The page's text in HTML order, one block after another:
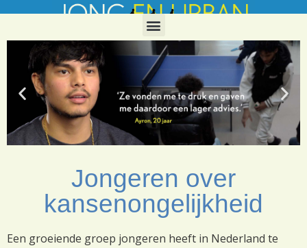
Jongeren over
kansenongelijkheid
Een groeiende groep jongeren heeft in Nederland te